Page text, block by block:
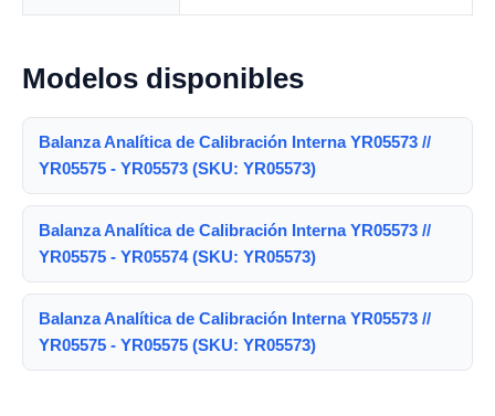
Modelos disponibles
Balanza Analítica de Calibración Interna YR05573 //
YR05575 - YR05573 (SKU: YR05573)
Balanza Analítica de Calibración Interna YR05573 //
YR05575 - YR05574 (SKU: YR05573)
Balanza Analítica de Calibración Interna YR05573 //
YR05575 - YR05575 (SKU: YR05573)